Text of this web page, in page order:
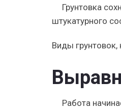
Грунтовка
штукатурного
Виды
Работа